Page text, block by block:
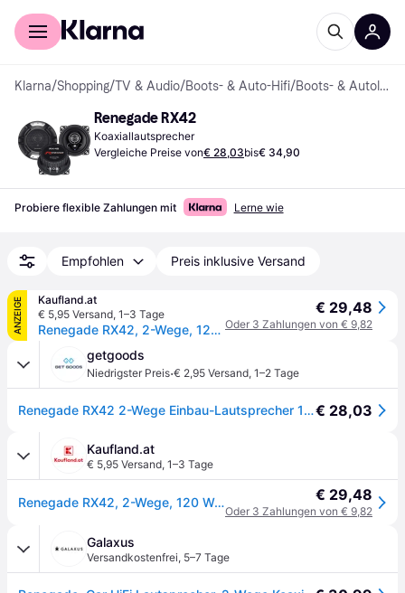
Für Shopper
Klarna/Shopping/TV & Audio/Boots- & Auto-Hifi/ Boots- & Autolautsprecher
Renegade RX42
Koaxiallautsprecher
Vergleiche Preise von€ 28,03bis€ 34,90
Probiere flexible Zahlungen mit Lerne wie
Empfohlen Preis inklusive Versand
ANZEIGE
Kaufland.at
€ 5,95 Versand, 1–3 Tage
Renegade RX42, 2-Wege, 120 W, 60 W, 4 Ohm, 80 - 20000 Hz, 9,4 cm
€ 29,48
Oder 3 Zahlungen von € 9,82
getgoods
Niedrigster Preis·€ 2,95 Versand, 1–2 Tage
Renegade RX42 2-Wege Einbau-Lautsprecher 120 W Inhalt: 1 Paar€ 28,03
Kaufland.at
€ 5,95 Versand, 1–3 Tage
Renegade RX42, 2-Wege, 120 W, 60 W, 4 Ohm, 80 - 20000 Hz, 9,4 cm € 29,48
Oder 3 Zahlungen von € 9,82
Galaxus
Versandkostenfrei, 5–7 Tage